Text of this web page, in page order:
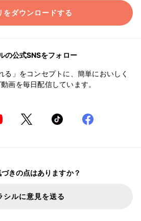
をダウンロードする
の公式SNSをフォロー
る」をコンセプトに、簡単においしく
画を毎日配信しています。
きの点はありますか？
シルに意見を送る